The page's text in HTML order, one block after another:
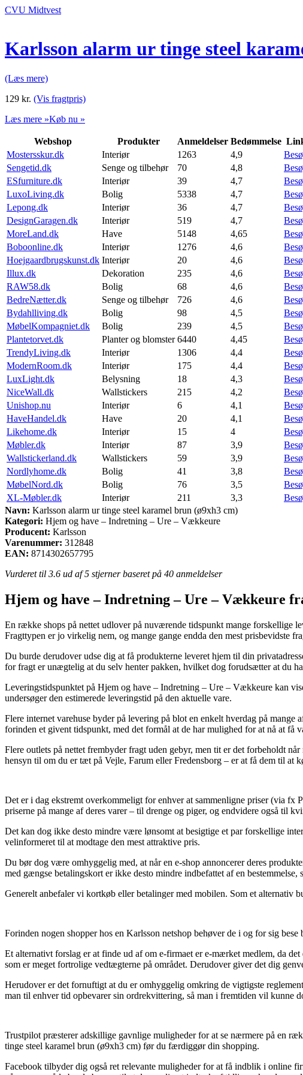
CVU Midtvest
Karlsson alarm ur tinge steel
(Læs mere)
129 kr. (Vis fragtpris)
Læs mere »Køb nu »
Webshop Produkter Anmeldelser Bedømmelse
Mostersskur.dk
Interiør 1263 4,9
Sengetid.dk
Senge og tilbehør 70 4,8
ESfurniture.dk
Interiør 39 4,7
LuxoLiving.dk
Bolig 5338 4,7
Lepong.dk
Interiør 36 4,7
DesignGaragen.dk
Interiør 519 4,7
MoreLand.dk
Have 5148 4,65
Boboonline.dk
Interiør 1276 4,6
Hoejgaardbrugskunst.dk Interiør 20 4,6
Illux.dk
Dekoration 235 4,6
RAW58.dk
Bolig 68 4,6
BedreNætter.dk
Senge og tilbehør 726 4,6
Bydahlliving.dk
Bolig 98 4,5
MøbelKompagniet.dk
Bolig 239 4,5
Plantetorvet.dk
Planter og blomster 6440 4,45
TrendyLiving.dk
Interiør 1306 4,4
ModernRoom.dk
Interiør 175 4,4
LuxLight.dk
Belysning 18 4,3
NiceWall.dk
Wallstickers 215 4,2
Unishop.nu
Interiør 6 4,1
HaveHandel.dk
Have 20 4,1
Likehome.dk
Interiør 15 4
Møbler.dk
Interiør 87 3,9
Wallstickerland.dk
Wallstickers 59 3,9
Nordlyhome.dk
Bolig 41 3,8
MøbelNord.dk
Bolig 76 3,5
XL-Møbler.dk
Interiør 211 3,3
Navn: Karlsson alarm ur tinge steel karamel brun (ø9xh3 cm)
Kategori: Hjem og have – Indretning – Ure – Vækkeure
Producent: Karlsson
Varenummer: 312848
EAN: 8714302657795
Vurderet til 3.6 ud af 5 stjerner baseret på 40 anmeldelser
Hjem og have – Indretning – Ure – Vækkeure
En række shops på nettet udlover på nuværende tidspunkt mange forskellige
Fragttypen er jo virkelig nem, og mange gange endda den mest prisbevidste
Du burde derudover udse dig at få produkterne leveret hjem til din
for fragt er unægtelig at du selv henter pakken, hvilket dog forudsætter at du
Leveringstidspunktet på Hjem og have – Indretning – Ure – Vækkeure kan
undersøger den estimerede leveringstid på den aktuelle vare.
Flere internet varehuse byder på levering på blot en enkelt hverdag på
forinden et givent tidspunkt, med det formål at de har mulighed for at nå at få
Flere outlets på nettet frembyder fragt uden gebyr, men tit er det forbeholdt
hensyn til om du er tæt på Vejle, Farum eller Fredensborg – er at få dem til at
Det er i dag ekstremt overkommeligt for enhver at sammenligne priser (via
priserne på mange af deres varer – til drenge og piger, og endvidere også til
Det kan dog ikke desto mindre være lønsomt at besigtige et par forskellige
velinformeret til at modtage den mest attraktive pris.
Du bør dog være omhyggelig med, at når en e-shop annoncerer deres
med gængse betalingskort er ikke desto mindre indbefattet af en
Generelt anbefaler vi kortkøb eller betalinger med mobilen. Som et
Forinden nogen shopper hos en Karlsson netshop behøver de i og for sig
Et alternativt forslag er at finde ud af om e-firmaet er e-mærket medlem, da
som er meget fortrolige vedtægterne på området. Derudover giver det dig
Herudover er det fornuftigt at du er omhyggelig omkring de vigtigste
man til enhver tid opbevarer sin ordrekvittering, så man i fremtiden vil kunne
Trustpilot præsterer adskillige gavnlige muligheder for at se nærmere på en
tinge steel karamel brun (ø9xh3 cm) før du færdiggør din shopping.
Facebook tilbyder dig også ret relevante muligheder for at få indblik i online